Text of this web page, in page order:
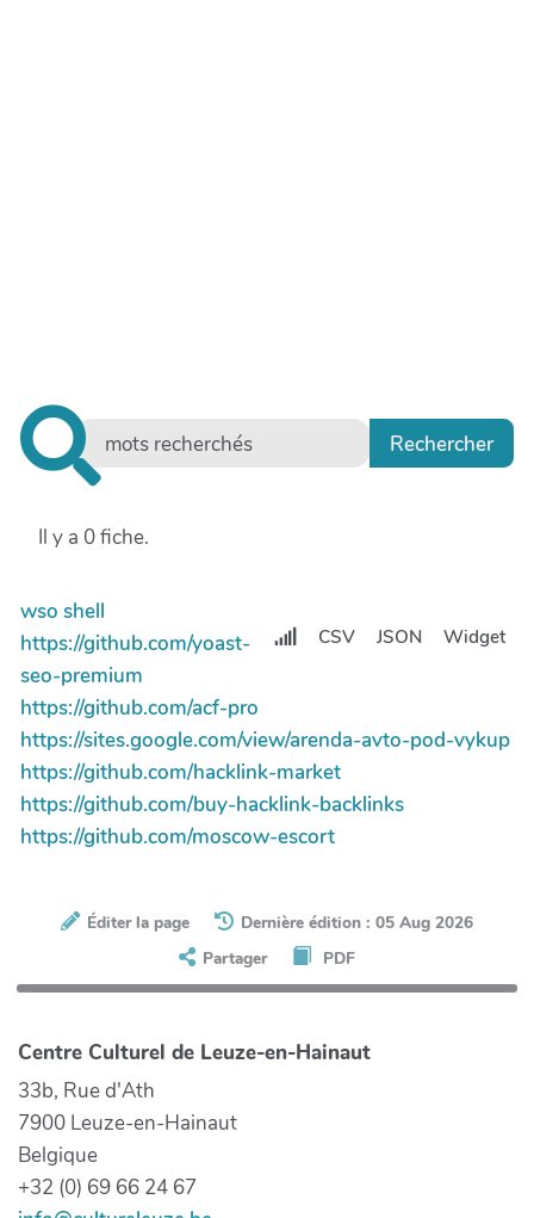
Il y a 0 fiche.
CSV JSON Widget
wso shell
https://github.com/yoast-
seo-premium
https://github.com/acf-pro
https://sites.google.com/view/arenda-avto-pod-vykup
https://github.com/hacklink-market
https://github.com/buy-hacklink-backlinks
https://github.com/moscow-escort
Éditer la page
Dernière édition : 05 Aug 2026
Partager
PDF
Centre Culturel de Leuze-en-Hainaut
33b, Rue d'Ath
7900 Leuze-en-Hainaut
Belgique
+32 (0) 69 66 24 67